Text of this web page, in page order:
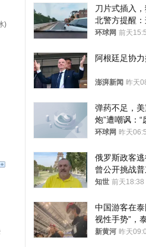
)
刀片式插入
北警方提醒：
车”，太危险
环球网 前天
阿根廷足协
澎湃新闻 昨天
弹药不足，
炮”遭嘲讽：“
环球网 昨天
俄罗斯政客
曾公开挑战
知世 前天18:38
中国游客在
视性手势”，
调查，对责任
新黄河 昨天